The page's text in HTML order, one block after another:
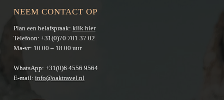
NEEM CONTACT OP
Plan een belafspraak: klik hier
Telefoon: +31(0)70 701 37 02
Ma-vr: 10.00 – 18.00 uur
WhatsApp: +31(0)6 4556 9564
E-mail: info@oaktravel.nl